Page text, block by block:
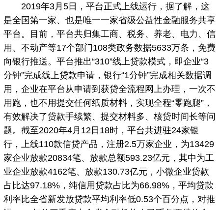
2019年3月5日，平台正式上线运行，据了解，这
是全国第一家、也是唯一一家省级公益性金融服务共享
平台。目前，平台共归集工商、税务、养老、电力、信
用、不动产等17个部门108类政务数据5633万条，免费
向银行推送。平台推出“310”线上贷款模式，即企业“3
分钟”完成线上贷款申请，银行“1分钟”完成相关数据调
用，企业在平台从申请到获贷全流程网上办理，一次不
用跑，也不用提交任何纸质材料，实现全程“零跑腿”，
有效解决了贷款手续繁、提交材料多、核贷时间长等问
题。截至2020年4月12日18时，平台共进驻24家银
行，上线110款信贷产品，注册2.5万家企业，为13429
家企业放款20834笔、放款总额593.23亿元，其中为工
业企业放款4162笔、放款130.73亿元，小微企业贷款
占比达97.18%，纯信用贷款占比为66.98%，平均贷款
利率比全省新发放贷款平均利率低0.53个百分点，对推